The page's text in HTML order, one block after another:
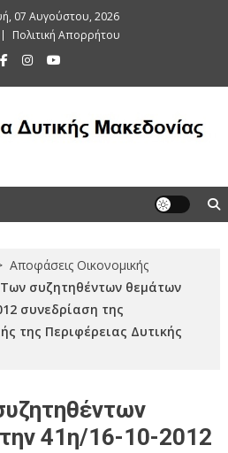
07 Αυγούστου, 2026
Πολιτική Απορρήτου
Αποφάσεις Οικονομικής
συζητηθέντων θεμάτων
συνεδρίαση της
της Περιφέρειας Δυτικής
41η/16-10-2012